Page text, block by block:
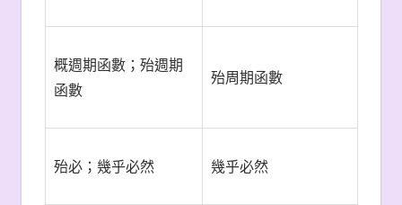
概週期函數；殆週期
函數
殆周期函數
殆必；幾乎必然 幾乎必然